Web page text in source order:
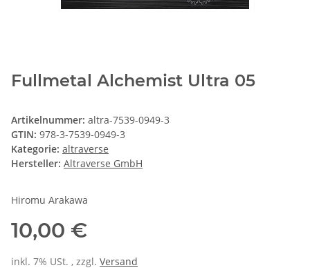
Fullmetal Alchemist Ultra 05
Artikelnummer: altra-7539-0949-3
GTIN: 978-3-7539-0949-3
Kategorie: altraverse
Hersteller: Altraverse GmbH
Hiromu Arakawa
10,00 €
inkl. 7% USt. , zzgl. Versand